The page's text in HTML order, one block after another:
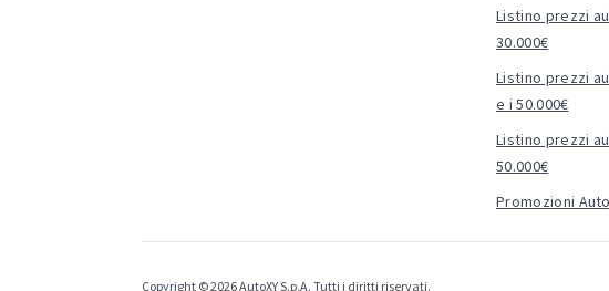
Listino prezzi
30.000€
Listino prezzi
e i 50.000€
Listino prezzi
50.000€
Promozioni Auto
Copyright © 2026 AutoXY S.p.A. Tutti i diritti riservati.